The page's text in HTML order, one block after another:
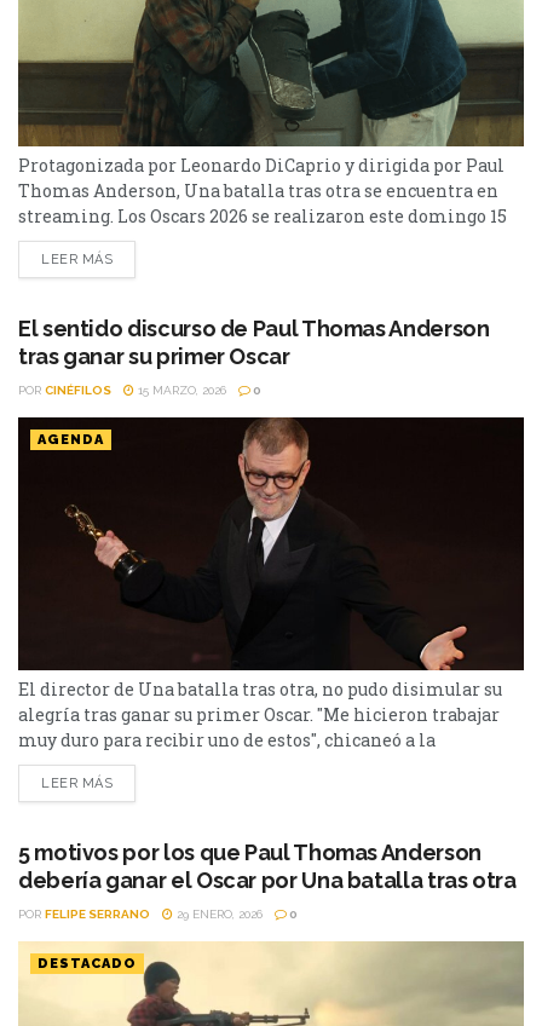
Protagonizada por Leonardo DiCaprio y dirigida por Paul
Thomas Anderson, Una batalla tras otra se encuentra en
streaming. Los Oscars 2026 se realizaron este domingo 15
de marzo y tuvo varias películas que pelearon por las
estatuillas más preciadas. Una batalla tras otra le ganó la
nominaciones, récord total para una...
LEER MÁS
El sentido discurso de Paul Thomas Anderson
tras ganar su primer Oscar
POR CINÉFILOS 15 MARZO, 2026 0
AGENDA
El director de Una batalla tras otra, no pudo disimular su
alegría tras ganar su primer Oscar. "Me hicieron trabajar
muy duro para recibir uno de estos", chicaneó a la
Academia mirando a su Premio Oscar. Luego
continuo:Comparto esto con un amigo mío, del otro lado de
tomandoun...
LEER MÁS
5 motivos por los que Paul Thomas Anderson
debería ganar el Oscar por Una batalla tras otra
POR FELIPE SERRANO 29 ENERO, 2026 0
DESTACADO